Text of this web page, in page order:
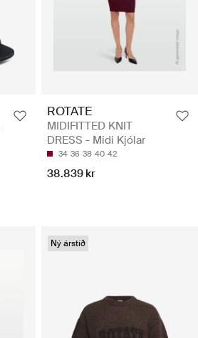
ROTATE
MIDIFITTED KNIT
DRESS - Midi Kjólar
34 36 38 40 42
38.839 kr
Ný árstíð